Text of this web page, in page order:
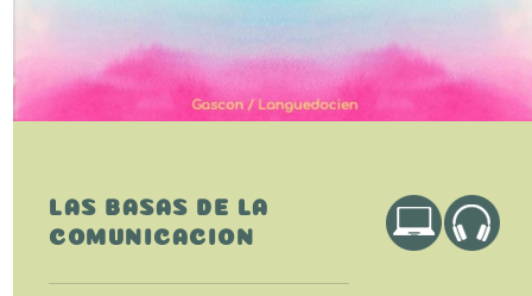
LAS BASAS DE LA
COMUNICACION